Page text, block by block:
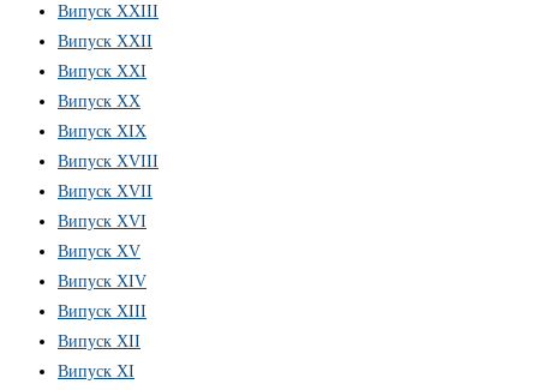
Випуск XXIII
Випуск XXII
Випуск XXI
Випуск XX
Випуск XIX
Випуск XVIII
Випуск XVII
Випуск XVI
Випуск XV
Випуск XIV
Випуск XIII
Випуск XII
Випуск XI